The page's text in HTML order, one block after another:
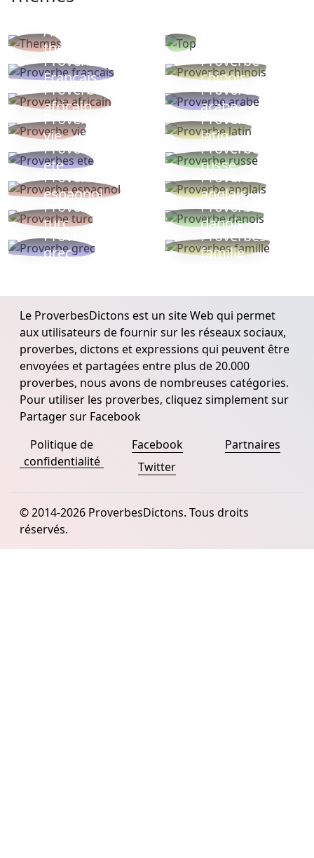
Autres
thèmes
Proverbe
Français
Proverbe
chinois
Proverbe
africain
Proverbe
arabe
Proverbe
vie
Proverbe
latin
Proverbes
ete
Proverbe
russe
Proverbe
espagnol
Proverbe
anglais
Proverbe
turc
Proverbe
danois
Proverbe
grec
Proverbes
famille
Le ProverbesDictons est un site Web qui permet
aux utilisateurs de fournir sur les réseaux sociaux,
proverbes, dictons et expressions qui peuvent être
envoyées et partagées entre plus de 20.000
proverbes, nous avons de nombreuses catégories.
Pour utiliser les proverbes, cliquez simplement sur
Partager sur Facebook
Politique de
confidentialité
Facebook
Twitter
Partnaires
© 2014-2026 ProverbesDictons. Tous droits
réservés.